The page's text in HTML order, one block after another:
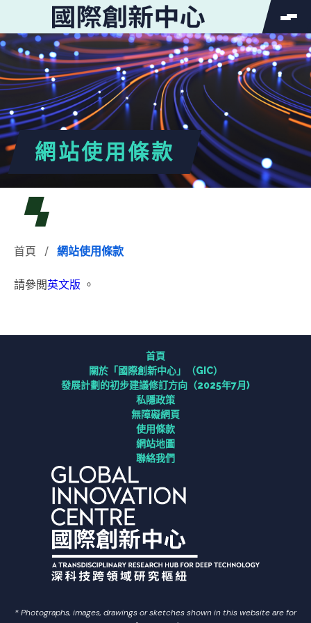
SEARCH
Search
for:
首頁
聯絡我們
常用連結
網站使用條款
首頁 / 網站使用條款
請參閲英文版 。
首頁
關於「國際創新中⼼」（GIC）
發展計劃的初步建議修訂方向（2025年7月)
私隱政策
無障礙網頁
使用條款
網站地圖
聯絡我們
* Photographs, images, drawings or sketches shown in this website are for